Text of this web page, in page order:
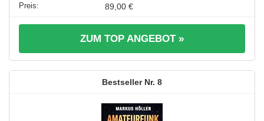
89,00 €
ZUM TOP ANGEBOT »
8